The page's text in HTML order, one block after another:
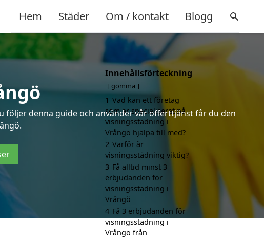
Hem Städer Om / kontakt Blogg
denna guide och använder vår offerttjänst får du den
Innehållsförteckning
gömma
1 Vad kan ett företag
som är specialiserat på
visningsstädning i
Vrångö hjälpa till med?
2 Varför är
visningsstädning viktig?
3 Få alltid minst 3
erbjudanden för
visningsstädning i
Vrångö
4 Få 3 erbjudanden för
visningsstädning i
Vrångö från